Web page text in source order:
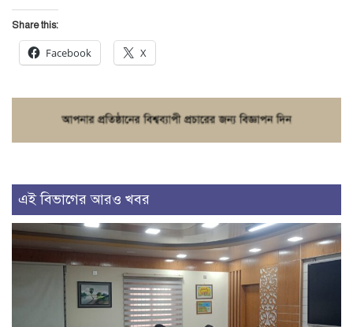
Share this:
Facebook X
এই বিভাগের আরও খবর